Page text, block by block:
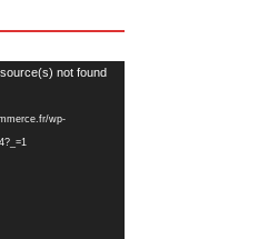
not found
wp-